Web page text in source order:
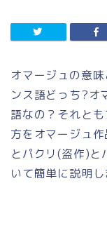
オマージュの意
ンス語どっち?オ
語なの？それと
方をオマージュ
とパクリ(盗作)と
いて簡単に説明し